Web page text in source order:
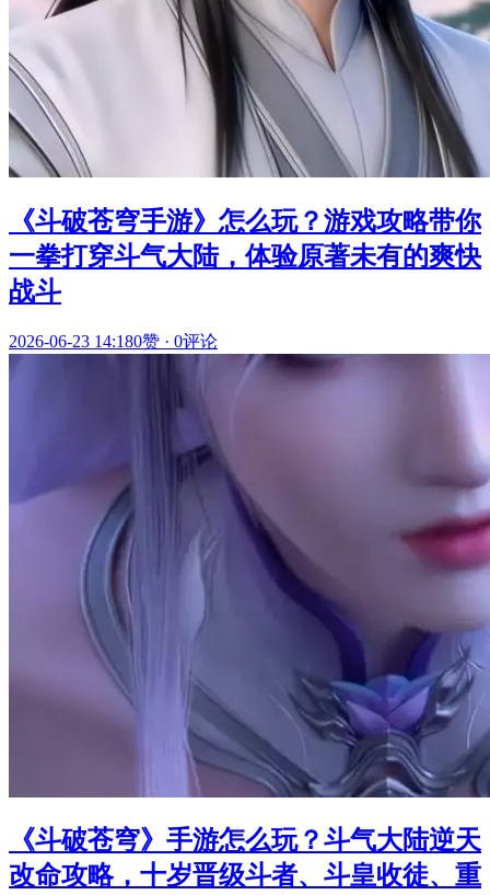
《斗破苍穹手游》怎么玩？游戏攻略带你
一拳打穿斗气大陆，体验原著未有的爽快
战斗
2026-06-23 14:180赞 · 0评论
《斗破苍穹》手游怎么玩？斗气大陆逆天
改命攻略，十岁晋级斗者、斗皇收徒、重